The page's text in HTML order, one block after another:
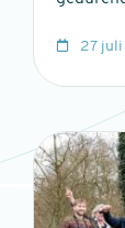
27